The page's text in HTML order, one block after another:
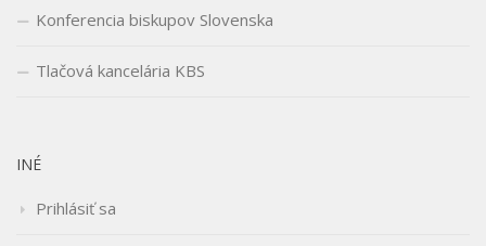
Konferencia biskupov Slovenska
Tlačová kancelária KBS
INÉ
Prihlásiť sa